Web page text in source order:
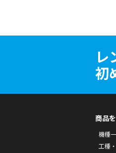
レ
初
商品
機種
工種